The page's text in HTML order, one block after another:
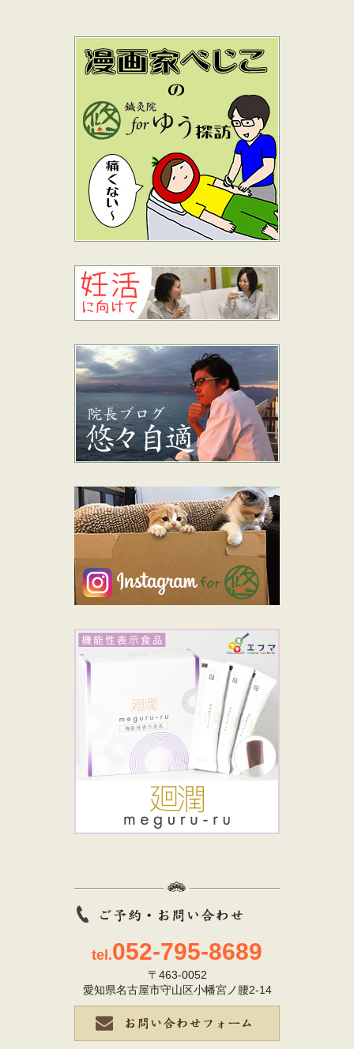
tel.052-795-8689
〒463-0052
愛知県名古屋市守山区小幡宮ノ腰2-14